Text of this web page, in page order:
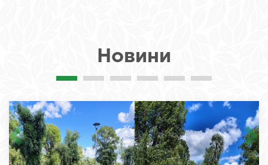
Новини